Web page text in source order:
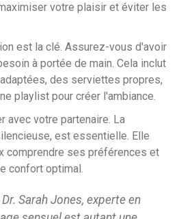
votre plaisir et éviter les
est la clé. Assurez-vous d'avoir
à portée de main. Cela inclut
des serviettes propres,
playlist pour créer l'ambiance.
avec votre partenaire. La
est essentielle. Elle
comprendre ses préférences et
confort optimal.
Sarah Jones, experte en